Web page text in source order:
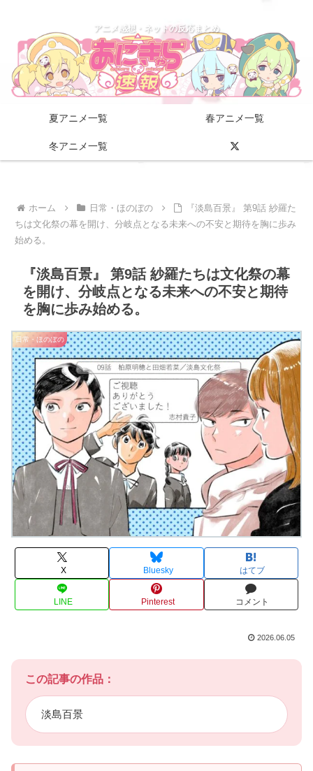
アニメ感想・ネットの反応まとめ
夏アニメ一覧 春アニメ一覧
冬アニメ一覧
ホーム 日常・ほのぼの
『淡島百景』 第9話 紗羅た
ちは文化祭の幕を開け、分岐点となる未来への不安と期待を胸に歩み
始める。
『淡島百景』 第9話 紗羅たちは文化祭の幕
を開け、分岐点となる未来への不安と期待
を胸に歩み始める。
日常・ほのぼの
X Bluesky はてブ
LINE Pinterest コメント
2026.06.05
この記事の作品：
淡島百景